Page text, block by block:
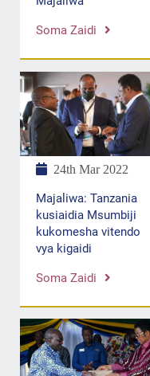
Soma Zaidi
24th Mar 2022
Majaliwa: Tanzania
kusiaidia Msumbiji
kukomesha vitendo
vya kigaidi
Soma Zaidi